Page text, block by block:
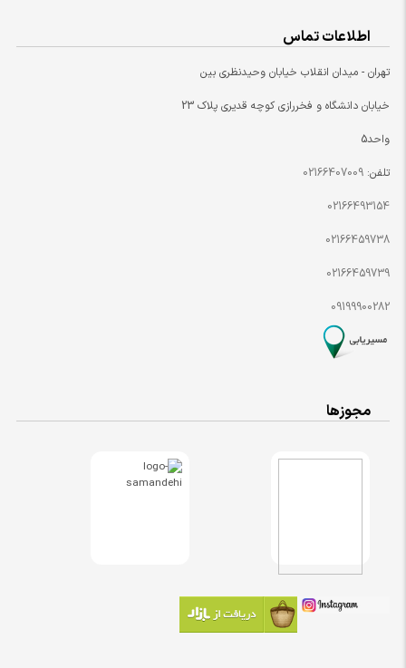
اطلاعات تماس
تهران - میدان انقلاب خیابان وحیدنظری بین
خیابان دانشگاه و فخررازی کوچه قدیری پلاک 23
واحد5
تلفن: 02166407009
02166493154
02166459738
02166459739
09199900282
مجوزها